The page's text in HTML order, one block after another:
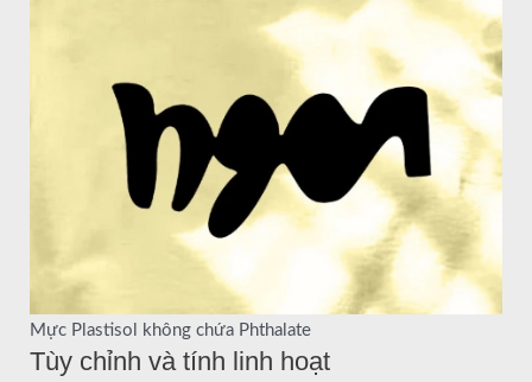
Mực Plastisol không chứa Phthalate
Tùy chỉnh và tính linh hoạt